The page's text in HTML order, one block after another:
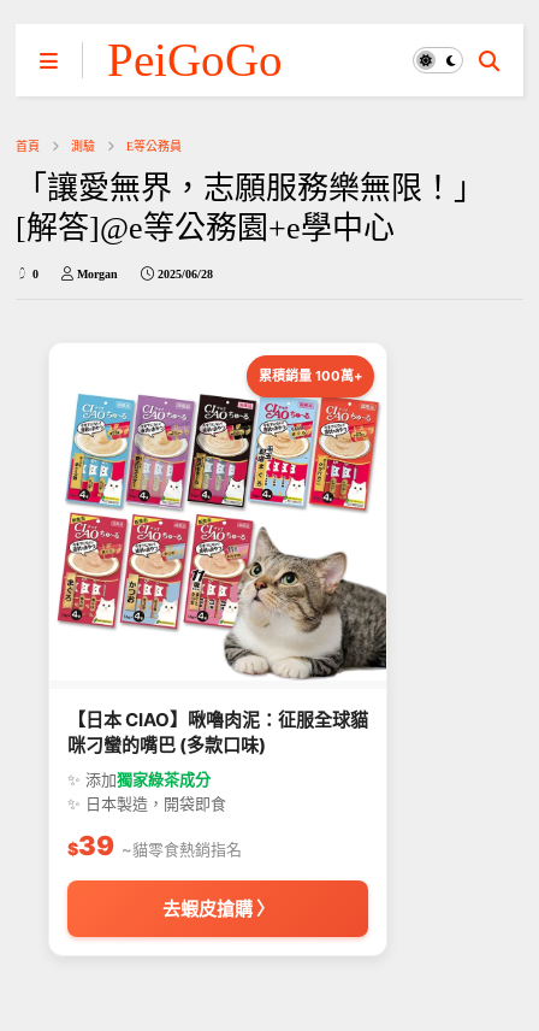
PeiGoGo
首頁 測驗 E等公務員
「讓愛無界，志願服務樂無限！」
[解答]@e等公務園+e學中心
0 Morgan 2025/06/28
累積銷量 100萬+
【日本 CIAO】啾嚕肉泥：征服全球貓
咪刁蠻的嘴巴 (多款口味)
✨ 添加獨家綠茶成分
✨ 日本製造，開袋即食
$39 ~貓零食熱銷指名
去蝦皮搶購 〉